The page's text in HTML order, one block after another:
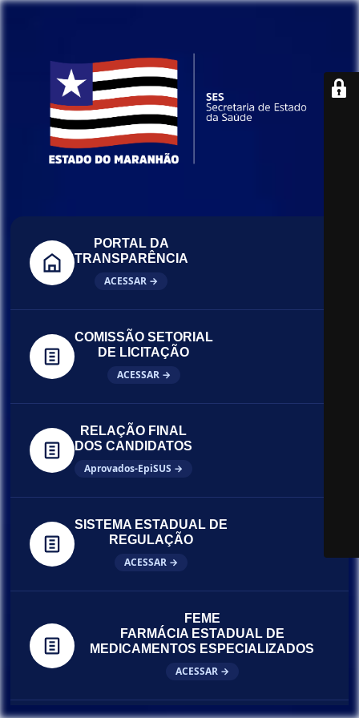
PORTAL DA
TRANSPARÊNCIA
ACESSAR →
COMISSÃO SETORIAL
DE LICITAÇÃO
ACESSAR →
RELAÇÃO FINAL
DOS CANDIDATOS
Aprovados-EpiSUS →
SISTEMA ESTADUAL DE
REGULAÇÃO
ACESSAR →
FEME
FARMÁCIA ESTADUAL DE
MEDICAMENTOS ESPECIALIZADOS
ACESSAR →